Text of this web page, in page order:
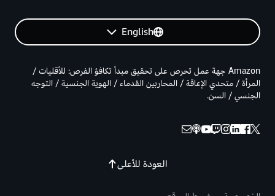
English
العودة للأعلى
Amazon جهة عمل تحرص على تحقيق مبدأ تكافؤ الفرص: للأقليات /
المرأة / متحدي الإعاقة / المحاربين القدماء / الهوية الجنسية / التوجه
الجنسي / السن.